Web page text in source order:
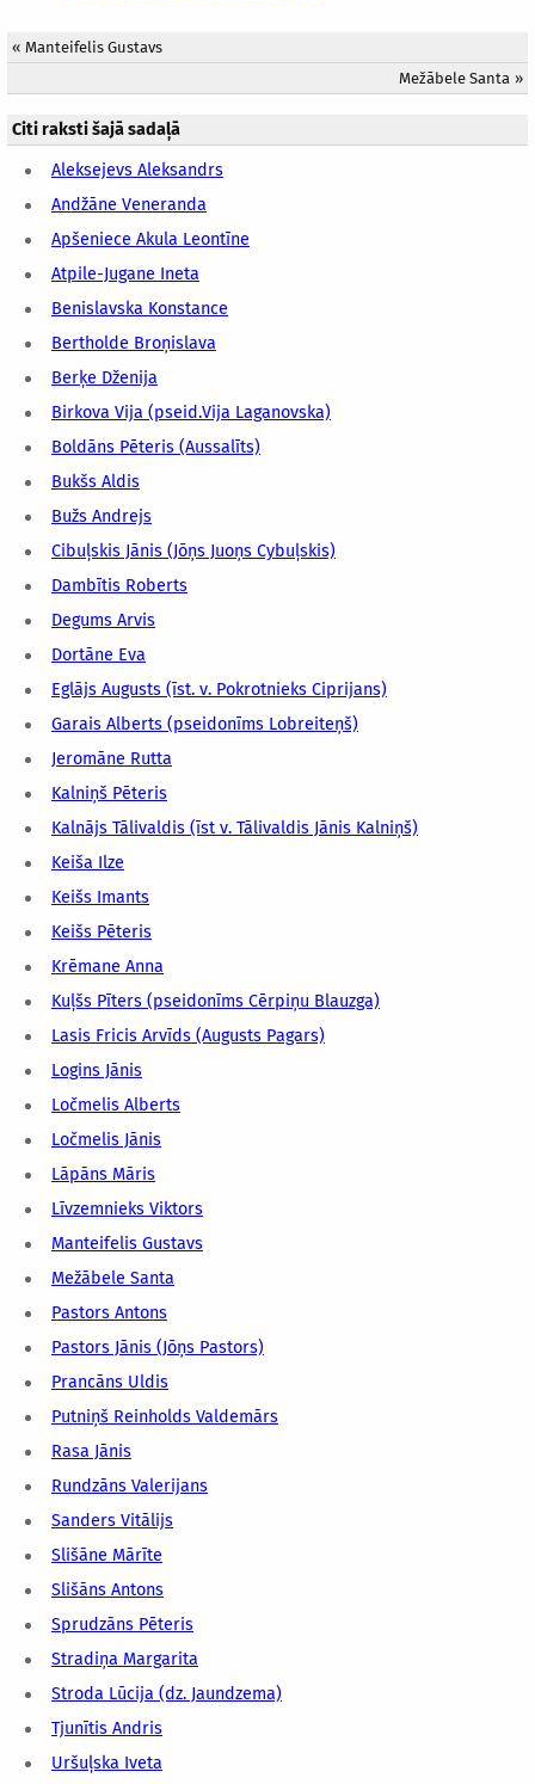
« Manteifelis Gustavs
Mežābele Santa »
Citi raksti šajā sadaļā
Aleksejevs Aleksandrs
Andžāne Veneranda
Apšeniece Akula Leontīne
Atpile-Jugane Ineta
Benislavska Konstance
Bertholde Broņislava
Berķe Dženija
Birkova Vija (pseid.Vija Laganovska)
Boldāns Pēteris (Aussalīts)
Bukšs Aldis
Bužs Andrejs
Cibuļskis Jānis (Jōņs Juoņs Cybuļskis)
Dambītis Roberts
Degums Arvis
Dortāne Eva
Eglājs Augusts (īst. v. Pokrotnieks Ciprijans)
Garais Alberts (pseidonīms Lobreiteņš)
Jeromāne Rutta
Kalniņš Pēteris
Kalnājs Tālivaldis (īst v. Tālivaldis Jānis Kalniņš)
Keiša Ilze
Keišs Imants
Keišs Pēteris
Krēmane Anna
Kuļšs Pīters (pseidonīms Cērpiņu Blauzga)
Lasis Fricis Arvīds (Augusts Pagars)
Logins Jānis
Ločmelis Alberts
Ločmelis Jānis
Lāpāns Māris
Līvzemnieks Viktors
Manteifelis Gustavs
Mežābele Santa
Pastors Antons
Pastors Jānis (Jōņs Pastors)
Prancāns Uldis
Putniņš Reinholds Valdemārs
Rasa Jānis
Rundzāns Valerijans
Sanders Vitālijs
Slišāne Mārīte
Slišāns Antons
Sprudzāns Pēteris
Stradiņa Margarita
Stroda Lūcija (dz. Jaundzema)
Tjunītis Andris
Uršuļska Iveta